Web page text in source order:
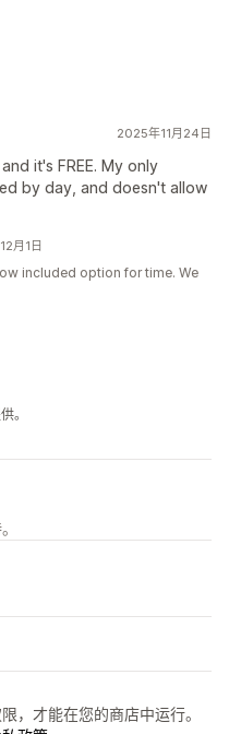
2025年11月24日
it's FREE. My only
by day, and doesn't allow
月1日
included option for time. We
。
，才能在您的商店中运行。